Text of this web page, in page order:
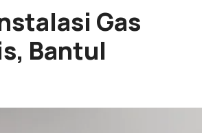
Gas
Bantul